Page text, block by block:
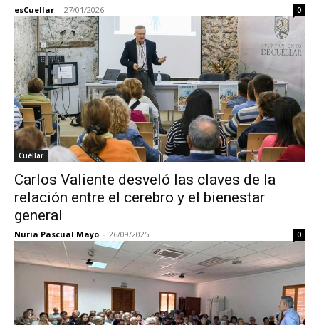
esCuellar - 27/01/2026 0
Cuéllar
Carlos Valiente desveló las claves de la
relación entre el cerebro y el bienestar
general
Nuria Pascual Mayo - 26/09/2025 0